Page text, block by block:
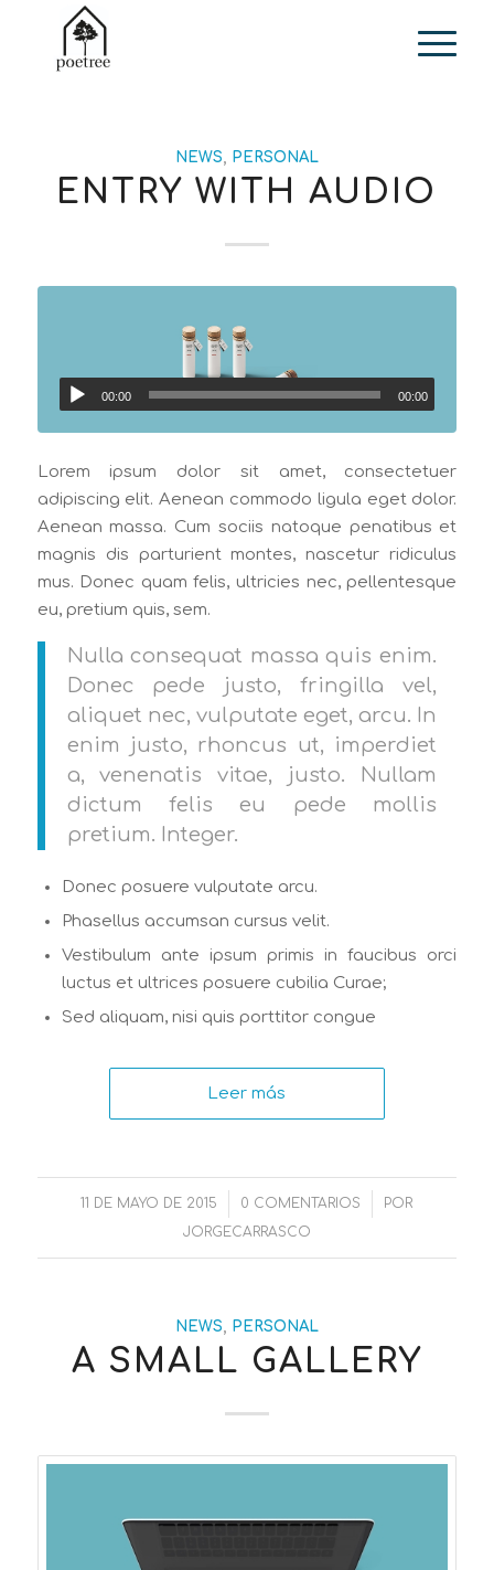
NEWS, PERSONAL
ENTRY WITH AUDIO
00:00 00:00
Lorem ipsum dolor sit amet, consectetuer
adipiscing elit. Aenean commodo ligula eget dolor.
Aenean massa. Cum sociis natoque penatibus et
magnis dis parturient montes, nascetur ridiculus
mus. Donec quam felis, ultricies nec, pellentesque
eu, pretium quis, sem.
Nulla consequat massa quis enim.
Donec pede justo, fringilla vel,
aliquet nec, vulputate eget, arcu. In
enim justo, rhoncus ut, imperdiet
a, venenatis vitae, justo. Nullam
dictum felis eu pede mollis
pretium. Integer.
Donec posuere vulputate arcu.
Phasellus accumsan cursus velit.
Vestibulum ante ipsum primis in faucibus orci
luctus et ultrices posuere cubilia Curae;
Sed aliquam, nisi quis porttitor congue
Leer más
11 DE MAYO DE 2015
/ 0 COMENTARIOS
/
POR
JORGECARRASCO
NEWS PERSONAL
A SMALL GALLERY